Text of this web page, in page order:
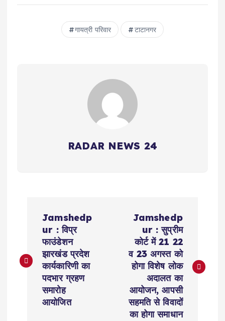
गायत्री परिवार टाटानगर
RADAR NEWS 24
s
Jamshedp
ur : विप्र
फाउंडेशन
झारखंड प्रदेश
कार्यकारिणी का
पदभार ग्रहण
समारोह
आयोजित
Jamshedp
ur : सुप्रीम
कोर्ट में 21 22
व 23 अगस्त को
होगा विशेष लोक
अदालत का
आयोजन, आपसी
सहमति से विवादों
का होगा समाधान